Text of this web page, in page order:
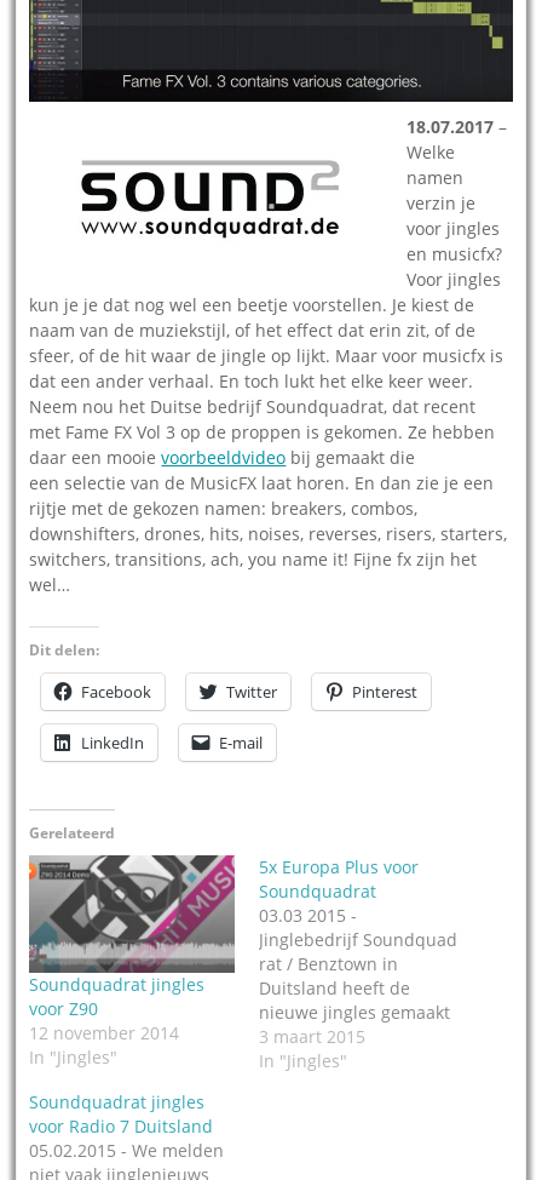
18.07.2017 –
Welke
namen
verzin je
voor jingles
en musicfx?
Voor jingles
kun je je dat nog wel een beetje voorstellen. Je kiest de
naam van de muziekstijl, of het effect dat erin zit, of de
sfeer, of de hit waar de jingle op lijkt. Maar voor musicfx is
dat een ander verhaal. En toch lukt het elke keer weer.
Neem nou het Duitse bedrijf Soundquadrat, dat recent
met Fame FX Vol 3 op de proppen is gekomen. Ze hebben
daar een mooievoorbeeldvideo bij gemaakt die
een selectie van de MusicFX laat horen. En dan zie je een
rijtje met de gekozen namen: breakers, combos,
downshifters, drones, hits, noises, reverses, risers, starters,
switchers, transitions, ach, you name it! Fijne fx zijn het
wel…
Dit delen:
Facebook Twitter Pinterest
LinkedIn E-mail
Gerelateerd
Soundquadrat jingles
voor Z90
12 november 2014
In "Jingles"
5x Europa Plus voor
Soundquadrat
03.03 2015 -
Jinglebedrijf Soundquad
rat / Benztown in
Duitsland heeft de
nieuwe jingles gemaakt
voor Europa Plus in
Moskou. Dat is het
3 maart 2015
In "Jingles"
Soundquadrat jingles
voor Radio 7 Duitsland
05.02.2015 - We melden
niet vaak jinglenieuws